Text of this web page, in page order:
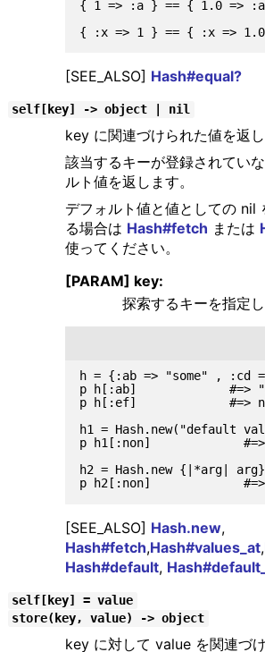
{ 1 => :a } == { 1.0 =>
[SEE_ALSO] Hash#equal?
self[key] -> object | nil
key に関連づけられた値を返し
該当するキーが登録されてい
ルト値を返します。
デフォルト値と値としての nil
る場合は Hash#fetch または
使ってください。
[PARAM] key:
探索するキーを指定し
h = {:ab => "some" , :cd
p h[:ab]             #=>
p h[:ef]             #=>
h1 = Hash.new("default
p h1[:non]             #=>
h2 = Hash.new {|*arg| arg}
[SEE_ALSO] Hash.new,
Hash#fetch,Hash#values_at,
Hash#default,
self[key] = value
store(key, value) -> object
key に対して value を関連づ